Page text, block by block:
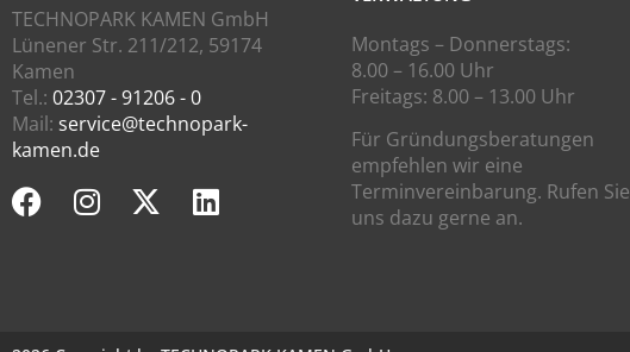
TECHNOPARK KAMEN GmbH
Lünener Str. 211/212, 59174
Kamen
Tel.: 02307 - 91206 - 0
Mail: service@technopark-
kamen.de
Montags – Donnerstags:
8.00 – 16.00 Uhr
Freitags: 8.00 – 13.00 Uhr
Für Gründungsberatungen
empfehlen wir eine
Terminvereinbarung. Rufen Sie
uns dazu gerne an.